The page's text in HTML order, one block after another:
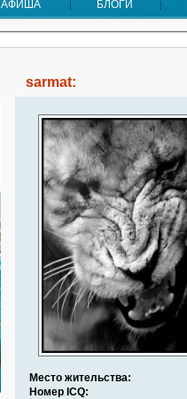
АФИША БЛОГИ
sarmat:
Место жительства:
Номер ICQ: